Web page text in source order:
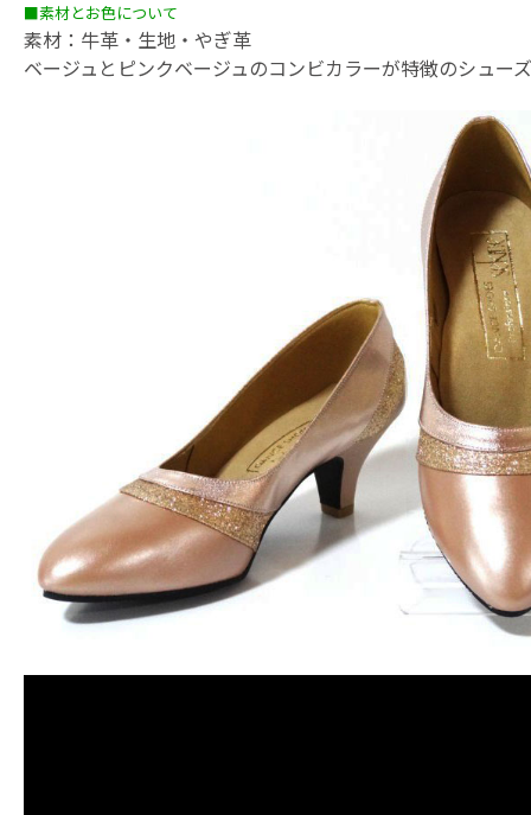
■素材とお色について
素材：牛革・生地・やぎ革
ベージュとピンクベージュのコンビカラーが特徴のシュー